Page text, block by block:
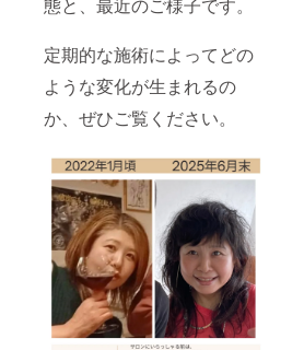
定期的な施術によってどの
ような変化が生まれるの
か、ぜひご覧ください。